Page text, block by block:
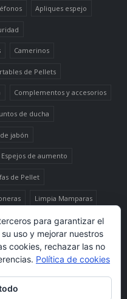
Apliques espejo
Camerinos
de Pellets
Complementos y accesorios
de ducha
jabón
Espejos de aumento
de Pellet
Limpia Mamparas
de baño Papeleras
de Pellets
secatoallas
para garantizar el
uso y mejorar nuestros
cookies, rechazar las no
Política de cookies